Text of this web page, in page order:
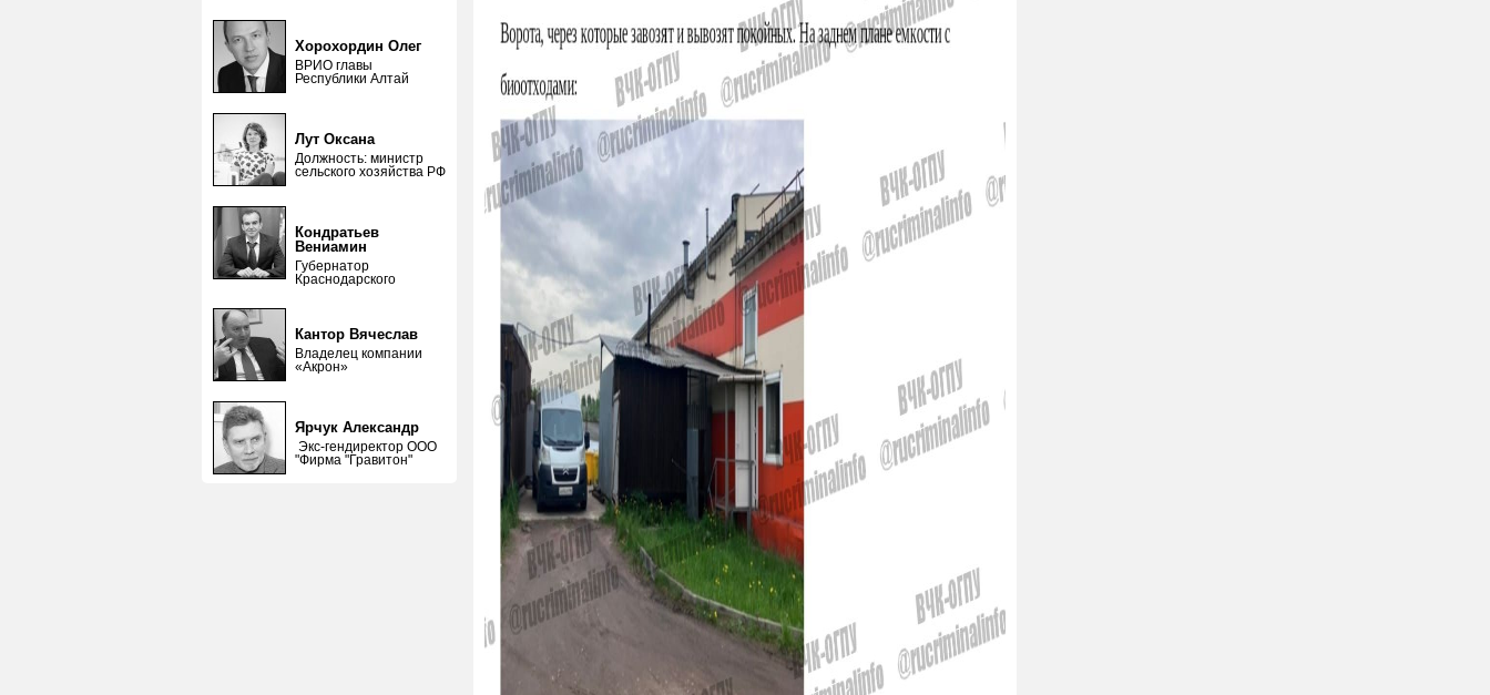
Хорохордин Олег
ВРИО главы
Республики Алтай
Лут Оксана
Должность: министр
сельского хозяйства РФ
Кондратьев
Вениамин
Губернатор
Краснодарского
Кантор Вячеслав
Владелец компании
«Акрон»
Ярчук Александр
Экс-гендиректор ООО
"Фирма "Гравитон"